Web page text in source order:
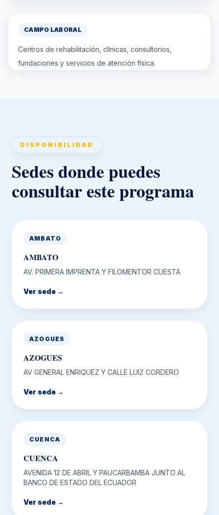
CAMPO LABORAL
Centros de rehabilitación, clínicas, consultorios,
fundaciones y servicios de atención física.
DISPONIBILIDAD
Sedes donde puedes
consultar este programa
AMBATO
AMBATO
AV. PRIMERA IMPRENTA Y FILOMENTOR CUESTA
Ver sede →
AZOGUES
AZOGUES
AV GENERAL ENRIQUEZ Y CALLE LUIZ CORDERO
Ver sede →
CUENCA
CUENCA
AVENIDA 12 DE ABRIL Y PAUCARBAMBA JUNTO AL
BANCO DE ESTADO DEL ECUADOR
Ver sede →